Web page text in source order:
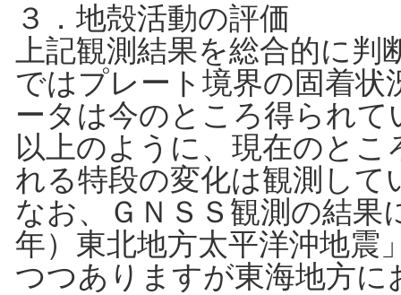
３．地殻活動の評価
上記観測結果を総合的に
ではプレート境界の固着
ータは今のところ得られて
以上のように、現在のと
れる特段の変化は観測して
なお、ＧＮＳＳ観測の結果
年）東北地方太平洋沖地震
つつありますが東海地方